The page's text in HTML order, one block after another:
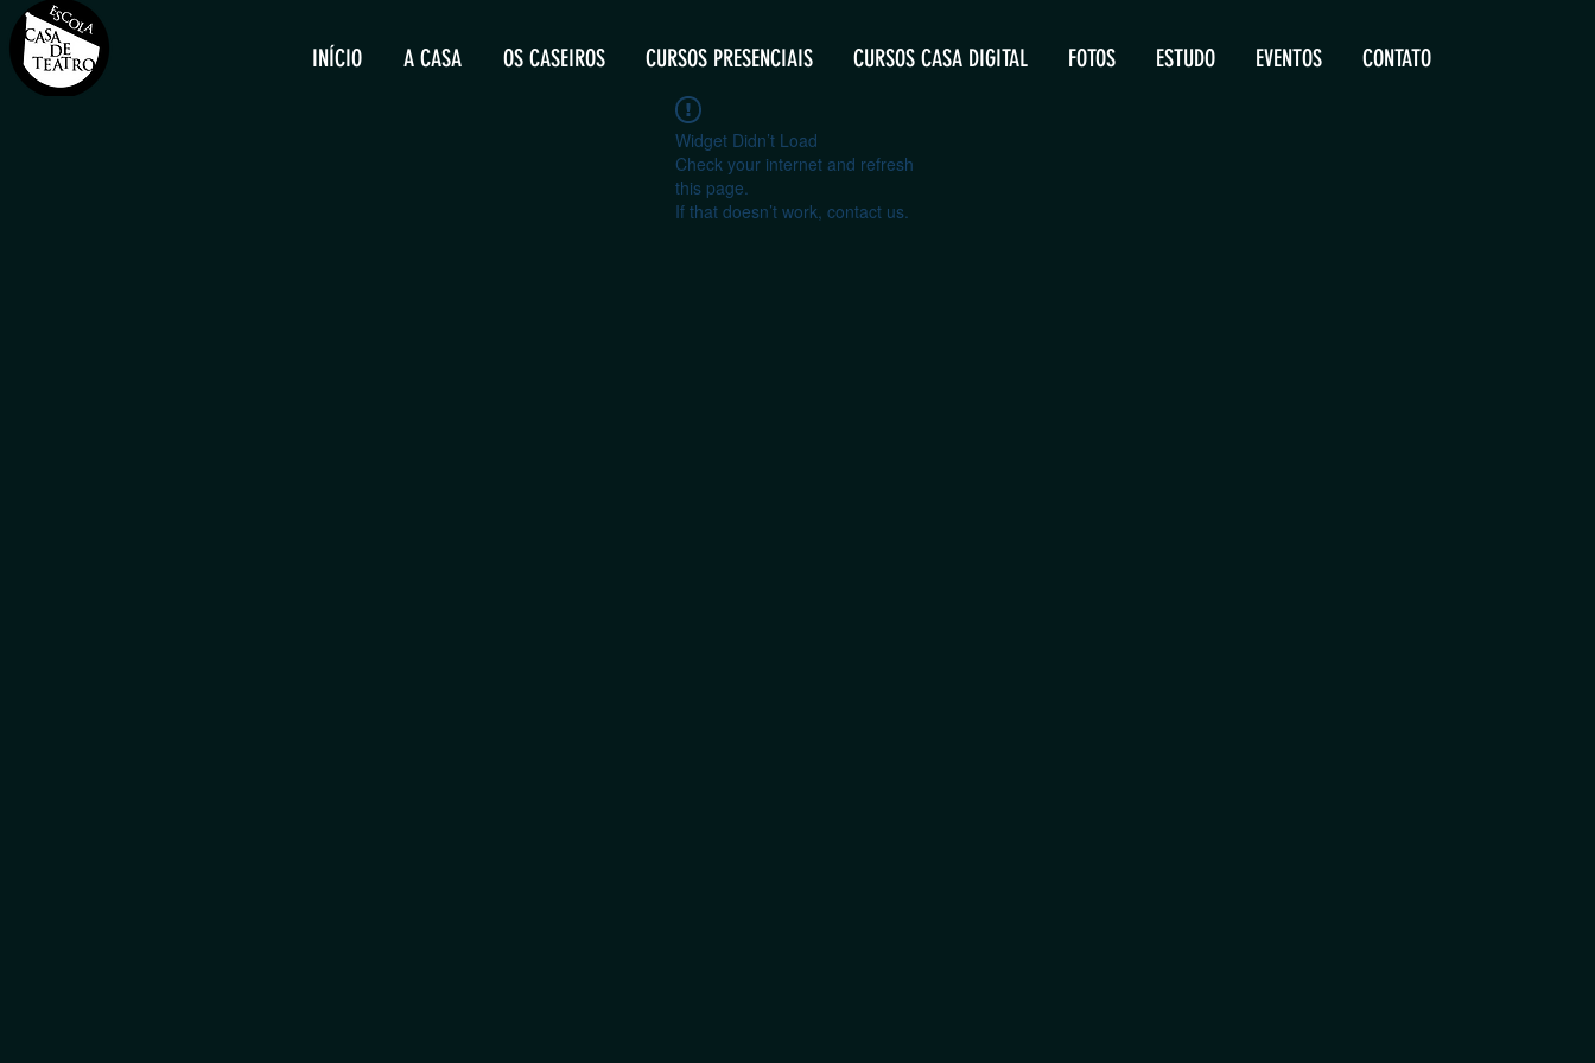
INÍCIO A CASA OS CASEIROS CURSOS PRESENCIAIS CURSOS CASA DIGITAL FOTOS ESTUDO EVENTOS CONTATO
Widget Didn’t Load
Check your internet and refresh
this page.
If that doesn’t work, contact us.